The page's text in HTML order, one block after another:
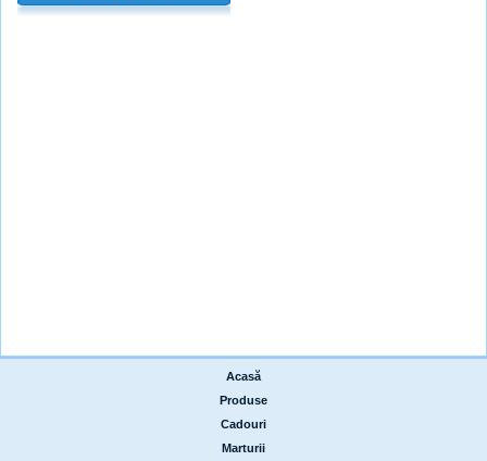
Acasă
Produse
Cadouri
Marturii